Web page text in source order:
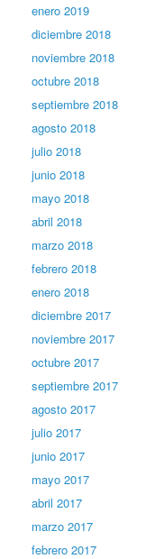
enero 2019
diciembre 2018
noviembre 2018
octubre 2018
septiembre 2018
agosto 2018
julio 2018
junio 2018
mayo 2018
abril 2018
marzo 2018
febrero 2018
enero 2018
diciembre 2017
noviembre 2017
octubre 2017
septiembre 2017
agosto 2017
julio 2017
junio 2017
mayo 2017
abril 2017
marzo 2017
febrero 2017